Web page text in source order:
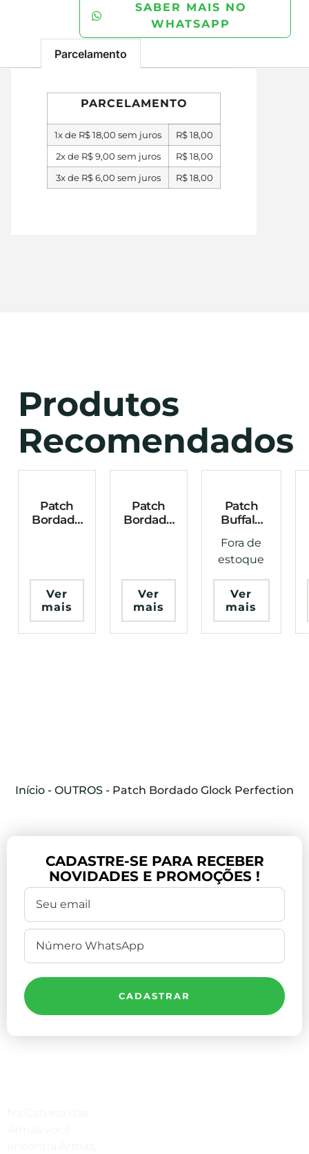
SABER MAIS NO
WHATSAPP
Parcelamento
PARCELAMENTO
1x de R$18,00 sem juros R$18,00
2x de R$9,00 sem juros R$18,00
3x de R$6,00 sem juros R$18,00
Produtos
Recomendados
Patch
Bordado
Ver
mais
Patch
Bordado
Ver
mais
Patch
Buffalo
BRFORCE
Fora de
estoque
Ver
mais
Início - OUTROS - Patch Bordado Glock Perfection
CADASTRE-SE PARA RECEBER
NOVIDADES E PROMOÇÕES !
CADASTRAR